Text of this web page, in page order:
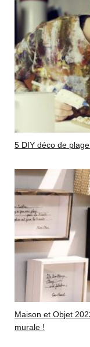
5 DIY déco de
Maison et Objet
murale !